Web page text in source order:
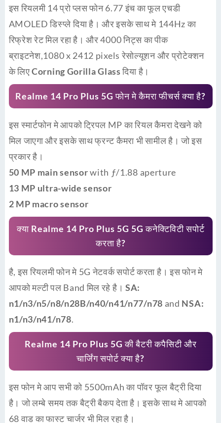
इस रियलमी 14 प्रो प्लस फोन 6.77 इंच का फूल एचडी
AMOLED डिस्प्ले दिया है। और इसके साथ मे 144Hz का
रिफ्रेश रेट मिल रहा है। और 4000 निट्स का पीक
ब्राइटनेश,1080 x 2412 pixels रेसोल्यूशन और प्रोटेक्शन
के लिएCorning Gorilla Glassदिया है।
Realme 14 Pro Plus 5G फोन मे कैमरा फीचर्स क्या है?
इस स्मार्टफोन मे आपको ट्रिपल MP का रियल कैमरा देखने को
मिल जाएगा और इसके साथ फ्रन्ट कैमरा भी सामील है। जो इस
प्रकार है।
50 MP main sensorwith ƒ/1.88 aperture
13 MP ultra-wide sensor
2 MP macro sensor
क्या Realme 14 Pro Plus 5G 5G कनेक्टिविटी सपोर्ट
करता है?
है, इस रियलमी फोन मे 5G नेटवर्क सपोर्ट करता है। इस फोन मे
आपको मल्टी पल Band मिल रहे है। SA:
n1/n3/n5/n8/n28B/n40/n41/n77/n78 and NSA:
n1/n3/n41/n78.
Realme 14 Pro Plus 5G की बैटरी कपैसिटी और
चार्जिंग सपोर्ट क्या है?
इस फोन मे आप सभी को 5500mAh का पॉवर फूल बैट्री दिया
है। जो लम्बे समय तक बैट्री बैकप देता है। इसके साथ मे आपको
68 वाड का फास्ट चार्जर भी मिल रहा है।